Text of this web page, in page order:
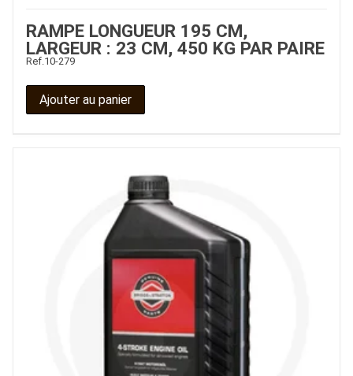
RAMPE LONGUEUR 195 CM,
LARGEUR : 23 CM, 450 KG PAR PAIRE
Ref. 10-279
Ajouter au panier